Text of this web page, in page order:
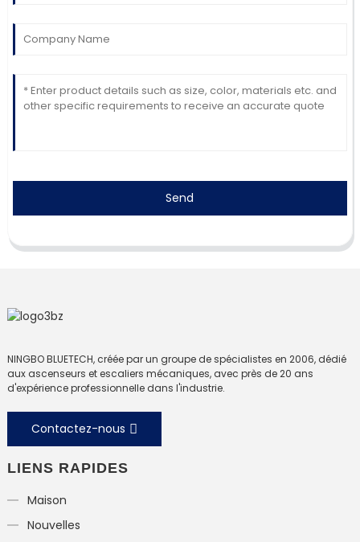
Send
NINGBO BLUETECH, créée par un groupe de spécialistes en 2006, dédié
aux ascenseurs et escaliers mécaniques, avec près de 20 ans
d'expérience professionnelle dans l'industrie.
Contactez-nous
LIENS RAPIDES
Maison
Nouvelles